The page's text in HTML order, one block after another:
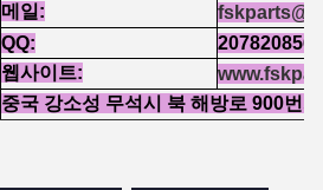
메일:
QQ:
207820856
웹사이트:
중국 강소성 무석시 북 해방로 900번지